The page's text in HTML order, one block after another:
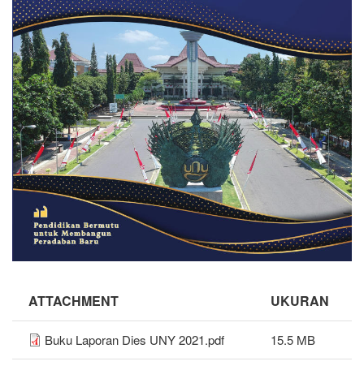
ATTACHMENT UKURAN
Buku Laporan Dies UNY 2021.pdf 15.5 MB